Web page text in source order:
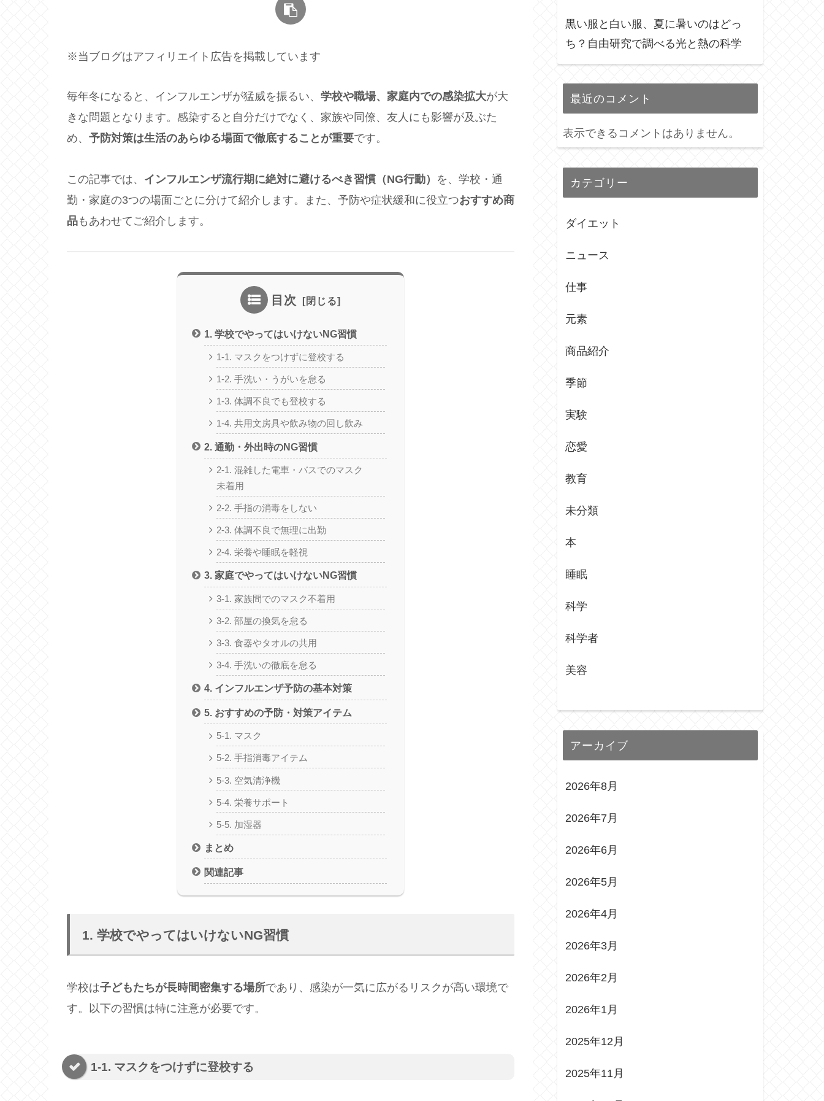
※当ブログはアフィリエイト広告を掲載しています
毎年冬になると、インフルエンザが猛威を振るい、 学校や職場、家庭内での感染拡大が大
きな問題となります。感染すると自分だけでなく、家族や同僚、友人にも影響が及ぶた
め、 予防対策は生活のあらゆる場面で徹底することが重要です。
この記事では、 インフルエンザ流行期に絶対に避けるべき習慣（NG行動） を、学校・通
勤・家庭の3つの場面ごとに分けて紹介します。また、予防や症状緩和に役立つおすすめ商
品もあわせてご紹介します。
目次
1. 学校でやってはいけないNG習慣
1-1. マスクをつけずに登校する
1-2. 手洗い・うがいを怠る
1-3. 体調不良でも登校する
1-4. 共用文房具や飲み物の回し飲み
2. 通勤・外出時のNG習慣
2-1. 混雑した電車・バスでのマスク
未着用
2-2. 手指の消毒をしない
2-3. 体調不良で無理に出勤
2-4. 栄養や睡眠を軽視
3. 家庭でやってはいけないNG習慣
3-1. 家族間でのマスク不着用
3-2. 部屋の換気を怠る
3-3. 食器やタオルの共用
3-4. 手洗いの徹底を怠る
4. インフルエンザ予防の基本対策
5. おすすめの予防・対策アイテム
5-1. マスク
5-2. 手指消毒アイテム
5-3. 空気清浄機
5-4. 栄養サポート
5-5. 加湿器
まとめ
関連記事
1. 学校でやってはいけないNG習慣
学校は子どもたちが長時間密集する場所であり、感染が一気に広がるリスクが高い環境で
す。以下の習慣は特に注意が必要です。
1-1. マスクをつけずに登校する
黒い服と白い服、夏に暑いのはどっ
ち？自由研究で調べる光と熱の科学
最近のコメント
表示できるコメントはありません。
カテゴリー
ダイエット
ニュース
仕事
元素
商品紹介
季節
実験
恋愛
教育
未分類
本
睡眠
科学
科学者
美容
アーカイブ
2026年8月
2026年7月
2026年6月
2026年5月
2026年4月
2026年3月
2026年2月
2026年1月
2025年12月
2025年11月